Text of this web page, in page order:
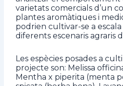
varietats comercials d’un
plantes aromàtiques i
podrien cultivar-se a
diferents escenaris agraris
Les espècies posades a
projecte son: Melissa
Mentha x piperita (menta